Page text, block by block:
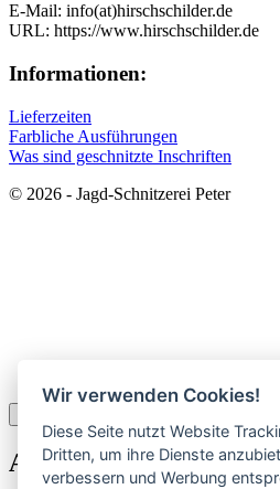
Wir verwenden Cookies!
Diese Seite nutzt Website
Dritten, um ihre Dienste
verbessern und Werbung
E-Mail: info(at)hirschschilder.de
URL: https://www.hirschschilder.de
Informationen:
Lieferzeiten
Farbliche Ausführungen
Was sind geschnitzte Inschriften
© 2026 - Jagd-Schnitzerei Peter
Anmelden